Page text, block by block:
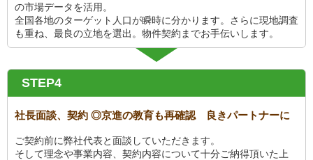
の市場データを活用。
全国各地のターゲット人口が瞬時に分かります。さらに現地調査
も重ね、最良の立地を選出。物件契約までお手伝いします。
STEP4
社長面談、契約 ◎京進の教育も再確認 良きパートナーに
ご契約前に弊社代表と面談していただきます。
そして理念や事業内容、契約内容について十分ご納得頂いた上